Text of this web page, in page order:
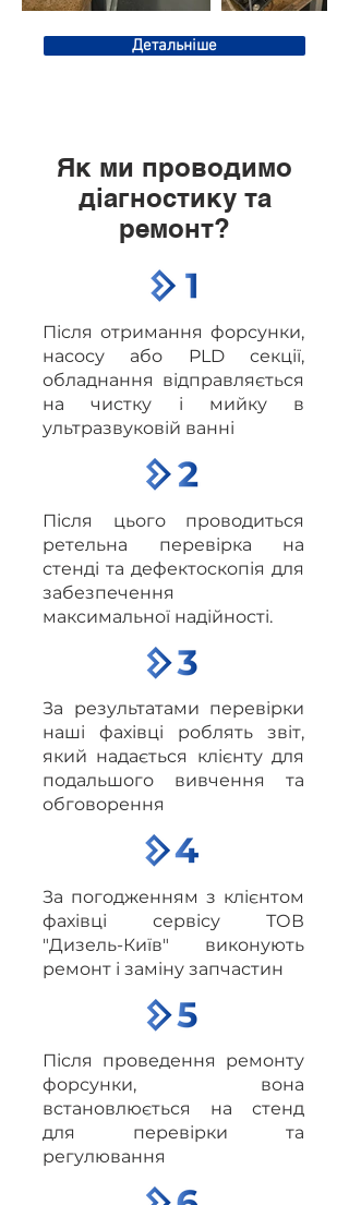
Детальніше
Як ми проводимо
діагностику та
ремонт?
Після отримання форсунки,
насосу або PLD секції,
обладнання відправляється
на чистку і мийку в
ультразвуковій ванні
Після цього проводиться
ретельна перевірка на
стенді та дефектоскопія для
забезпечення
максимальної надійності.
За результатами перевірки
наші фахівці роблять звіт,
який надається клієнту для
подальшого вивчення та
обговорення
За погодженням з клієнтом
фахівці сервісу ТОВ
"Дизель-Київ" виконують
ремонт і заміну запчастин
Після проведення ремонту
форсунки, вона
встановлюється на стенд
для перевірки та
регулювання